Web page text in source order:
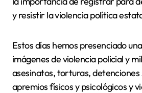
y resistir la violencia política
Estos días hemos presenciado
imágenes de violencia policial y
asesinatos, torturas, detenciones
apremios físicos y psicológicos y